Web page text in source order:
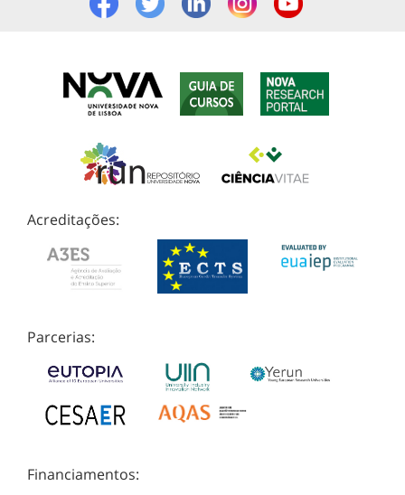
Acreditações:
Parcerias:
Financiamentos: